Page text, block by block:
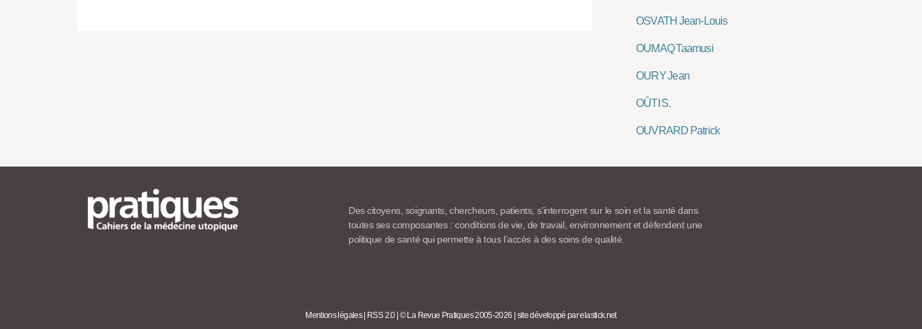
OSVATH Jean-Louis
OUMAQ Taamusi
OURY Jean
OÛTI S.
OUVRARD Patrick
Des citoyens, soignants, chercheurs, patients, s’interrogent sur le soin et la santé dans
toutes ses composantes : conditions de vie, de travail, environnement et défendent une
politique de santé qui permette à tous l’accès à des soins de qualité.
Mentions légales RSS 2.0 © La Revue Pratiques 2005-2026 site développé par elastick.net